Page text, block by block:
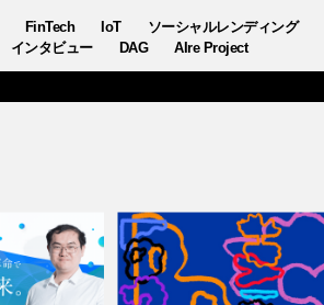
FinTech IoT ソーシャルレンディング
インタビュー DAG AIre Project